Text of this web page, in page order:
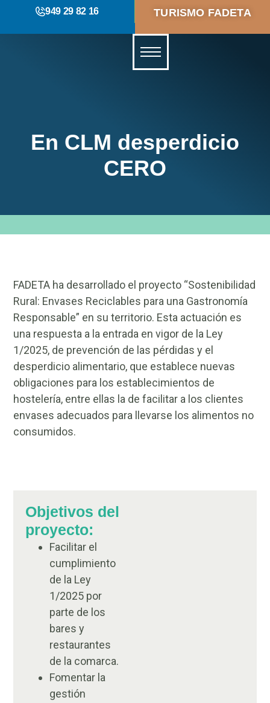
949 29 82 16 TURISMO FADETA
En CLM desperdicio
CERO
FADETA ha desarrollado el proyecto “Sostenibilidad
Rural: Envases Reciclables para una Gastronomía
Responsable” en su territorio. Esta actuación es
una respuesta a la entrada en vigor de la Ley
1/2025, de prevención de las pérdidas y el
desperdicio alimentario, que establece nuevas
obligaciones para los establecimientos de
hostelería, entre ellas la de facilitar a los clientes
envases adecuados para llevarse los alimentos no
consumidos.
Objetivos del
proyecto:
Facilitar el
cumplimiento
de la Ley
1/2025 por
parte de los
bares y
restaurantes
de la comarca.
Fomentar la
gestión